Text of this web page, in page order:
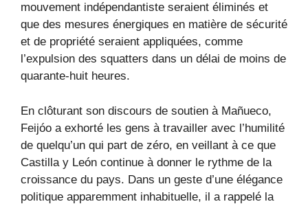
mouvement indépendantiste seraient éliminés et
que des mesures énergiques en matière de sécurité
et de propriété seraient appliquées, comme
l’expulsion des squatters dans un délai de moins de
quarante-huit heures.
En clôturant son discours de soutien à Mañueco,
Feijóo a exhorté les gens à travailler avec l’humilité
de quelqu’un qui part de zéro, en veillant à ce que
Castilla y León continue à donner le rythme de la
croissance du pays. Dans un geste d’une élégance
politique apparemment inhabituelle, il a rappelé la